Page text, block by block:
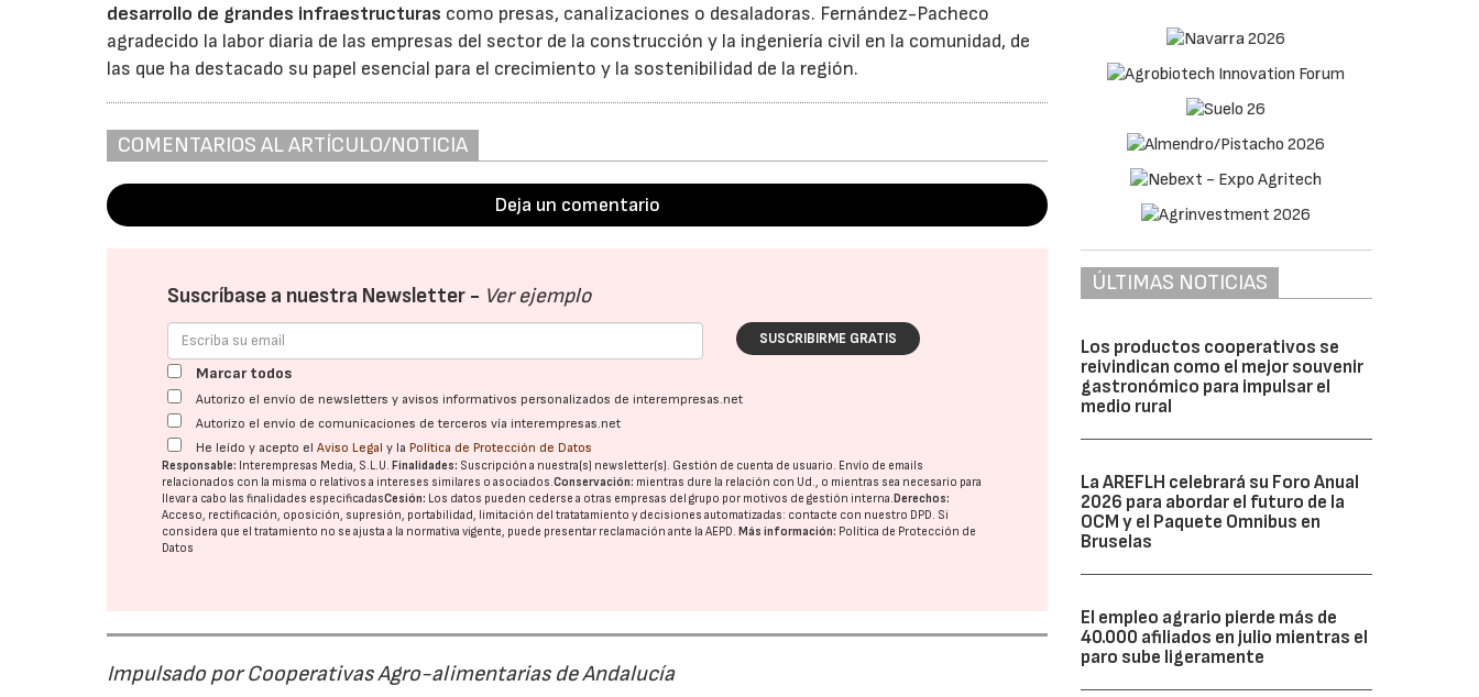
desarrollo de grandes infraestructuras como presas, canalizaciones o desaladoras. Fernández-Pacheco
agradecido la labor diaria de las empresas del sector de la construcción y la ingeniería civil en la comunidad, de
las que ha destacado su papel esencial para el crecimiento y la sostenibilidad de la región.
COMENTARIOS AL ARTÍCULO/NOTICIA
Deja un comentario
Suscríbase a nuestra Newsletter - Ver ejemplo
SUSCRIBIRME GRATIS
Marcar todos
Autorizo el envío de newsletters y avisos informativos personalizados de interempresas.net
Autorizo el envío de comunicaciones de terceros vía interempresas.net
He leído y acepto elAviso Legal y la Política de Protección de Datos
Responsable: Interempresas Media, S.L.U.Finalidades: Suscripción a nuestra(s) newsletter(s). Gestión de cuenta de usuario. Envío de emails
relacionados con la misma o relativos a intereses similares o asociados.Conservación: mientras dure la relación con Ud., o mientras sea necesario para
llevar a cabo las finalidades especificadasCesión: Los datos pueden cederse a otras empresas del grupo por motivos de gestión interna.Derechos:
Acceso, rectificación, oposición, supresión, portabilidad, limitación del tratatamiento y decisiones automatizadas: contacte con nuestro DPD. Si
considera que el tratamiento no se ajusta a la normativa vigente, puede presentar reclamación ante laAEPD.Más información: Política de Protección de
Datos
Impulsado por Cooperativas Agro-alimentarias de Andalucía
ÚLTIMAS NOTICIAS
Los productos cooperativos se
reivindican como el mejor souvenir
gastronómico para impulsar el
medio rural
La AREFLH celebrará su Foro Anual
2026 para abordar el futuro de la
OCM y el Paquete Omnibus en
Bruselas
El empleo agrario pierde más de
40.000 afiliados en julio mientras el
paro sube ligeramente